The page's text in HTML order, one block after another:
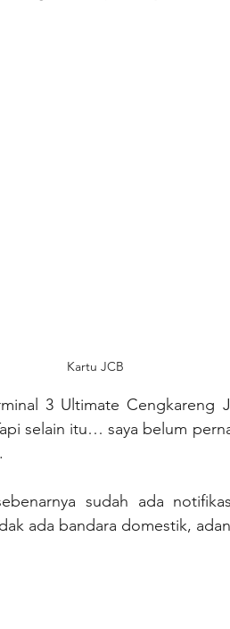
Kartu JCB
3 Ultimate Cengkareng
selain itu… saya belum
sudah ada
ada bandara domestik,